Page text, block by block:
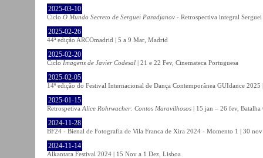
2025-03-10
Ciclo O Mundo Secreto de Serguei Paradjanov - Retrospectiva integral
2025-02-26
44ª edição ARCOmadrid | 5 a 9 Mar, Madrid
2025-02-20
Ciclo Imagens de Javier Codesal | 21 e 22 Fev, Cinemateca Portuguesa
2025-02-05
14ª edição do Festival Internacional de Dança Contemporânea GUIdance 2025
2025-01-15
Retrospetiva Alice Rohrwacher: Contos Maravilhosos | 15 jan – 26 fev, Batalha
2024-11-28
BF24 - Bienal de Fotografia de Vila Franca de Xira 2024 - Momento 1 | 30
2024-11-14
Alkantara Festival 2024 | 15 Nov a 1 Dez, Lisboa